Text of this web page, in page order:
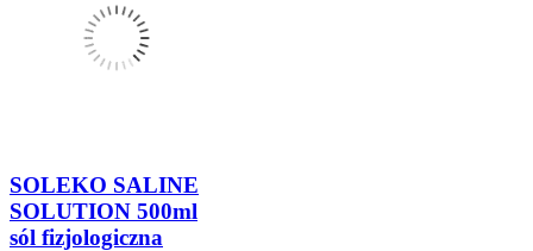
SOLEKO SALINE
SOLUTION 500ml
sól fizjologiczna